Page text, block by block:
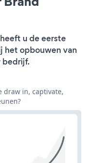
u de eerste
het opbouwen van
bedrijf.
draw in, captivate,